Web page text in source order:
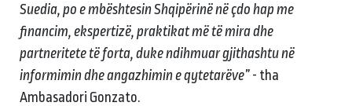
Suedia, po e mbështesin Shqipërinë në çdo hap me
financim, ekspertizë, praktikat më të mira dhe
partneritete të forta, duke ndihmuar gjithashtu në
informimin dhe angazhimin e qytetarëve” - tha
Ambasadori Gonzato.